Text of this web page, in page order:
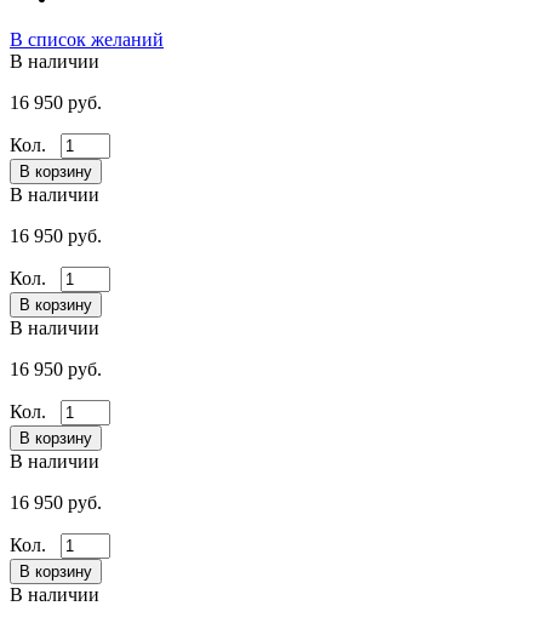
В список желаний
В наличии
16 950 руб.
Кол.
В наличии
16 950 руб.
Кол.
В наличии
16 950 руб.
Кол.
В наличии
16 950 руб.
Кол.
В наличии